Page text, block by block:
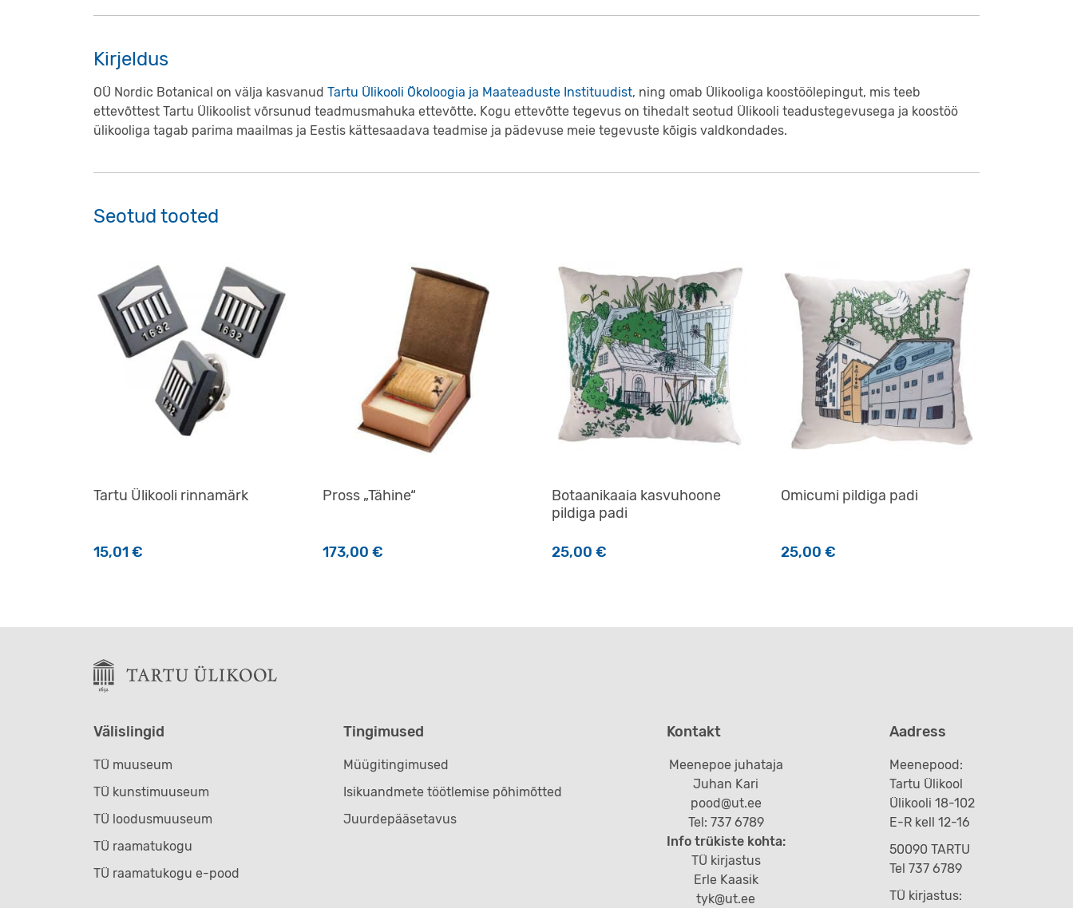
Kirjeldus
OÜ Nordic Botanical on välja kasvanud Tartu Ülikooli Ökoloogia ja Maateaduste Instituudist, ning omab Ülikooliga koostöölepingut, mis teeb
ettevõttest Tartu Ülikoolist võrsunud teadmusmahuka ettevõtte. Kogu ettevõtte tegevus on tihedalt seotud Ülikooli teadustegevusega ja koostöö
ülikooliga tagab parima maailmas ja Eestis kättesaadava teadmise ja pädevuse meie tegevuste kõigis valdkondades.
Seotud tooted
Tartu Ülikooli rinnamärk
15,01€
Pross „Tähine“
173,00 €
Botaanikaaia kasvuhoone
pildiga padi
25,00 €
Omicumi pildiga padi
25,00 €
Välislingid
TÜ muuseum
TÜ kunstimuuseum
TÜ loodusmuuseum
TÜ raamatukogu
TÜ raamatukogu e-pood
Tingimused
Müügitingimused
Isikuandmete töötlemise põhimõtted
Juurdepääsetavus
Kontakt
Meenepoe juhataja
Juhan Kari
pood@ut.ee
Tel: 737 6789
Info trükiste kohta:
TÜ kirjastus
Erle Kaasik
tyk@ut.ee
Aadress
Meenepood:
Tartu Ülikool
Ülikooli 18-102
E-R kell 12-16
50090 TARTU
Tel 737 6789
TÜ kirjastus: